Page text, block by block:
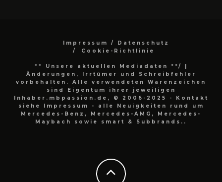
Impressum / Datenschutz
Cookie-Richtlinie
** Unsere aktuellen Mediadaten **/
|
Änderungen, Irrtümer und Schreibfehler
vorbehalten. Alle verwendeten Warenzeichen
sind Eigentum ihrer jeweiligen
Inhaber.mbpassion.de, © 2006-2025 - Kontakt
siehe Impressum - alle Neuigkeiten rund um
Mercedes-Benz, Mercedes-AMG, Mercedes-
Maybach sowie smart & Subbrands..